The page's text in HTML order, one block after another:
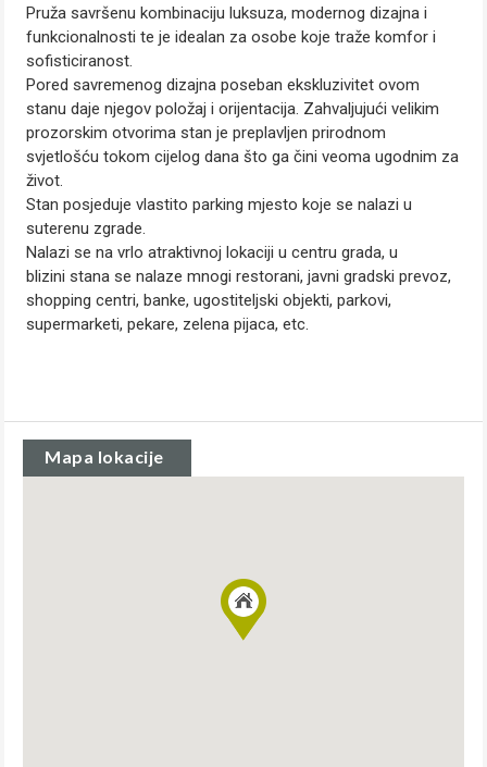
Pruža savršenu kombinaciju luksuza, modernog dizajna i
funkcionalnosti te je idealan za osobe koje traže komfor i
sofisticiranost.
Pored savremenog dizajna poseban ekskluzivitet ovom
stanu daje njegov položaj i orijentacija. Zahvaljujući velikim
prozorskim otvorima stan je preplavljen prirodnom
svjetlošću tokom cijelog dana što ga čini veoma ugodnim za
život.
Stan posjeduje vlastito parking mjesto koje se nalazi u
suterenu zgrade.
Nalazi se na vrlo atraktivnoj lokaciji u centru grada, u
blizini stana se nalaze mnogi restorani, javni gradski prevoz,
shopping centri, banke, ugostiteljski objekti, parkovi,
supermarketi, pekare, zelena pijaca, etc.
Mapa lokacije